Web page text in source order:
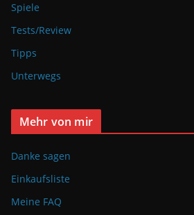
Spiele
Tests/Review
Tipps
Unterwegs
Mehr von mir
Danke sagen
Einkaufsliste
Meine FAQ